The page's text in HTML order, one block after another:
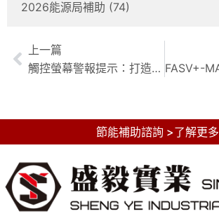
2026能源局補助 (74)
上一篇
觸控螢幕警報提示：打造直觀工業監控系統
節能補助諮詢 >了解更多